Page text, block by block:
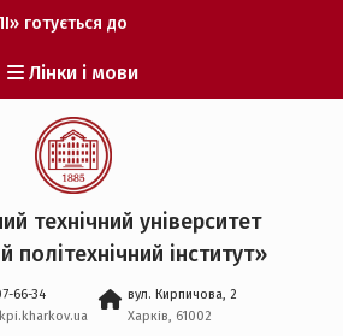
ректора
таланти ХПІ
на
«Червона
угоду про
з ДержНДІ
кібербезпеки
ХПІ став
Сил України
Раді за
Лінки і мови
технічний університет
політехнічний iнститут»
66-34
вул. Кирпичова, 2
Харків, 61002